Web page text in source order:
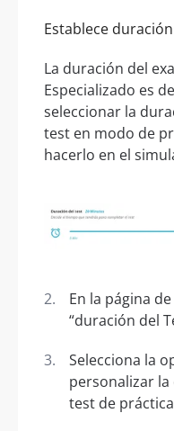
Establece
La duración del
Especializado es
seleccionar la
test en modo de
hacerlo en el
En la página
“duración del
Selecciona la
personalizar
test de práctica